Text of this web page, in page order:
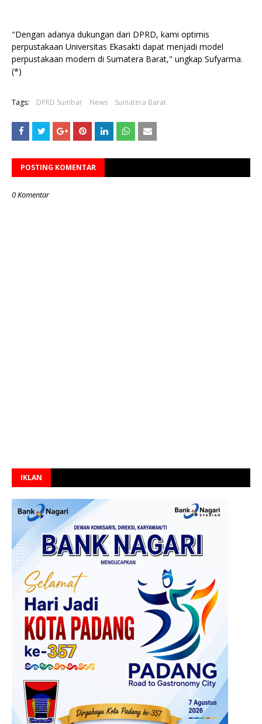
"Dengan adanya dukungan dari DPRD, kami optimis
perpustakaan Universitas Ekasakti dapat menjadi model
perpustakaan modern di Sumatera Barat," ungkap Sufyarma.
(*)
Tags: DPRD Sumbar News Sumatera Barat
POSTING KOMENTAR
0 Komentar
IKLAN